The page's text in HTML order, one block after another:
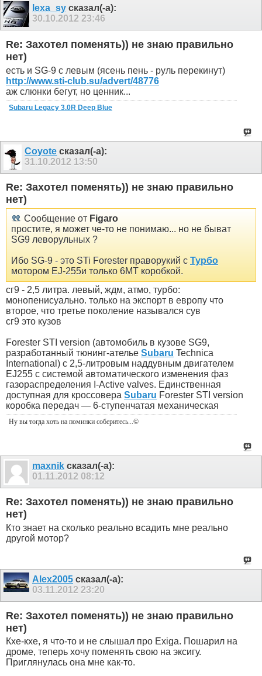
lexa_sy сказал(-а):
30.10.2012 23:46
Re: Захотел поменять)) не знаю правильно
нет)
есть и SG-9 с левым (ясень пень - руль перекинут)
http://www.sti-club.su/advert/48776
аж слюнки бегут, но ценник...
Subaru Legacy 3.0R Deep Blue
Coyote сказал(-а):
31.10.2012 13:50
Re: Захотел поменять)) не знаю правильно
нет)
Сообщение от Figaro
простите, я может че-то не понимаю... но не быват
SG9 леворульных ?
Ибо SG-9 - это STi Forester праворукий с Турбо
мотором EJ-255и только 6MT коробкой.
сг9 - 2,5 литра. левый, ждм, атмо, турбо:
монопенисуально. только на экспорт в европу что
второе, что третье поколение назывался сув
сг9 это кузов
Forester STI version (автомобиль в кузове SG9,
разработанный тюнинг-ателье Subaru Technica
International) с 2,5-литровым наддувным двигателем
EJ255 с системой автоматического изменения фаз
газораспределения I-Active valves. Единственная
доступная для кроссовера Subaru Forester STI version
коробка передач — 6-ступенчатая механическая
Ну вы тогда хоть на поминки соберитесь ...©
maxnik сказал(-а):
01.11.2012 08:12
Re: Захотел поменять)) не знаю правильно
нет)
Кто знает на сколько реально всадить мне реально
другой мотор?
Alex2005 сказал(-а):
03.11.2012 23:20
Re: Захотел поменять)) не знаю правильно
нет)
Кхе-кхе, я что-то и не слышал про Exiga. Пошарил на
дроме, теперь хочу поменять свою на эксигу.
Приглянулась она мне как-то.